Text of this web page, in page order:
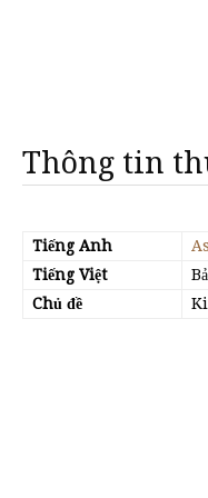
Thông tin
Tiếng Anh
Tiếng Việt
Chủ đề